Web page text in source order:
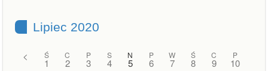
Lipiec 2020
< Ś
1
C
2
P
3
S
4
N
5
P
6
W
7
Ś
8
C
9
P
10